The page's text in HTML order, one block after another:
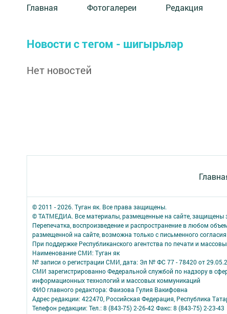
Главная Фотогалереи Редакция
Новости с тегом - шигырьләр
Нет новостей
© 2011 - 2026. Туган як. Все права защищены.
© ТАТМЕДИА. Все материалы, размещенные на сайте, защищены
Перепечатка, воспроизведение и распространение в любом
размещенной на сайте, возможна только с письменного
При поддержке Республиканского агентства по печати и
Наименование СМИ: Туган як
№ записи о регистрации СМИ, дата: Эл № ФС 77 - 78420 от
СМИ зарегистрированно Федеральной службой по надзору в
информационных технологий и массовых коммуникаций
ФИО главного редактора: Фаизова Гулия Вакифовна
Адрес редакции: 422470, Российская Федерация, Республика
Телефон редакции: Тел.: 8 (843-75) 2-26-42 Факс: 8 (843-75) 2-23-43